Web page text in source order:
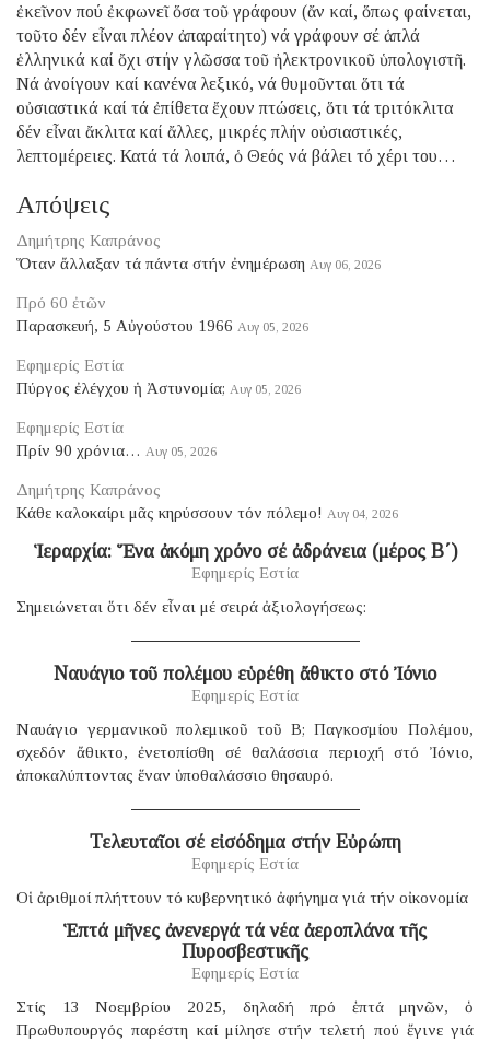
ἐκεῖνον πού ἐκφωνεῖ ὅσα τοῦ γράφουν (ἄν καί, ὅπως φαίνεται,
τοῦτο δέν εἶναι πλέον ἀπαραίτητο) νά γράφουν σέ ἁπλά
ἑλληνικά καί ὄχι στήν γλῶσσα τοῦ ἠλεκτρονικοῦ ὑπολογιστῆ.
Νά ἀνοίγουν καί κανένα λεξικό, νά θυμοῦνται ὅτι τά
οὐσιαστικά καί τά ἐπίθετα ἔχουν πτώσεις, ὅτι τά τριτόκλιτα
δέν εἶναι ἄκλιτα καί ἄλλες, μικρές πλήν οὐσιαστικές,
λεπτομέρειες. Κατά τά λοιπά, ὁ Θεός νά βάλει τό χέρι του…
Απόψεις
Δημήτρης Καπράνος
Ὅταν ἄλλαξαν τά πάντα στήν ἐνημέρωση Αυγ 06, 2026
Πρό 60 ἐτῶν
Παρασκευή, 5 Αὐγούστου 1966 Αυγ 05, 2026
Εφημερίς Εστία
Πύργος ἐλέγχου ἡ Ἀστυνομία; Αυγ 05, 2026
Εφημερίς Εστία
Πρίν 90 χρόνια… Αυγ 05, 2026
Δημήτρης Καπράνος
Κάθε καλοκαίρι μᾶς κηρύσσουν τόν πόλεμο! Αυγ 04, 2026
Ἱεραρχία: Ἕνα ἀκόμη χρόνο σέ ἀδράνεια (μέρος B΄)
Εφημερίς Εστία
Σημειώνεται ὅτι δέν εἶναι μέ σειρά ἀξιολογήσεως:
Ναυάγιο τοῦ πολέμου εὑρέθη ἄθικτο στό Ἰόνιο
Εφημερίς Εστία
Ναυάγιο γερμανικοῦ πολεμικοῦ τοῦ B; Παγκοσμίου Πολέμου,
σχεδόν ἄθικτο, ἐνετοπίσθη σέ θαλάσσια περιοχή στό Ἰόνιο,
ἀποκαλύπτοντας ἕναν ὑποθαλάσσιο θησαυρό.
Τελευταῖοι σέ εἰσόδημα στήν Εὐρώπη
Εφημερίς Εστία
Οἱ ἀριθμοί πλήττουν τό κυβερνητικό ἀφήγημα γιά τήν οἰκονομία
Ἑπτά μῆνες ἀνενεργά τά νέα ἀεροπλάνα τῆς
Πυροσβεστικῆς
Εφημερίς Εστία
Στίς 13 Νοεμβρίου 2025, δηλαδή πρό ἑπτά μηνῶν, ὁ
Πρωθυπουργός παρέστη καί μίλησε στήν τελετή πού ἔγινε γιά